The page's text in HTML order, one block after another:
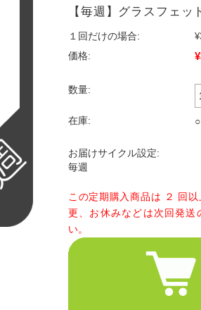
【毎週】グラスフェ
１回だけの場合:
価格:
数量:
在庫: ○
お届けサイクル設定:
毎週
この定期購入商品は ２ 回
更、お休みなどは次回発送
い。